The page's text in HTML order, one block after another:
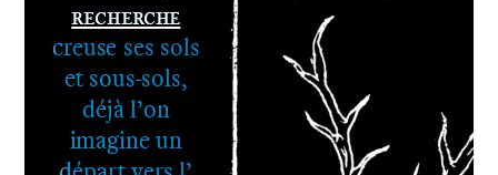
1er cycle -
Le DNA
2e cycle -
Le DNSEP
Recherche
creuse ses sols
et sous-sols,
déjà l’on
imagine un